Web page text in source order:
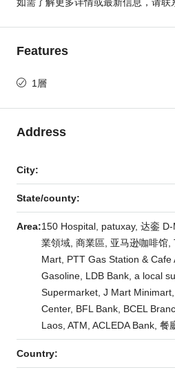
Features
1層
Address
City:
State/county:
Area:150 Hospital, patuxay, 达銮
業領域, 商業區, 亚马逊咖啡馆
Mart, PTT Gas Station & Cafe
Gasoline, LDB Bank, a local
Supermarket, J Mart
Center, BFL Bank, BCEL
Laos, ATM, ACLEDA Bank, 餐
Country: